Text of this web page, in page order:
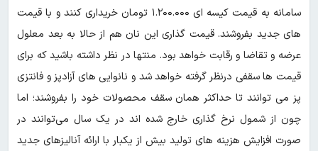
سامانه به قیمت کیسه ای ۱.۲۰۰.۰۰۰ تومان خریداری کنند و با قیمت
های جدید بفروشند. قیمت گذاری این نان هم از حالا به بعد معلول
عرضه و تقاضا و رقابت خواهد بود. منتها در نظر داشته باشید که برای
قیمت ها سقفی درنظر گرفته خواهد شد و نانوایی های آزادپز و فانتزی
پز می توانند تا حداکثر همان سقف محصولات خود را بفروشند؛ اما
چون از شمول نرخ گذاری خارج شده اند در یک سال می‌توانند در
صورت افزایش هزینه های تولید بیش از یک‎بار با ارائه آنالیزهای جدید